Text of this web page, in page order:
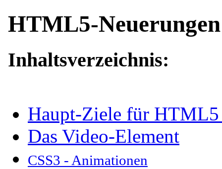
HTML5-Neuerungen
Inhaltsverzeichnis:
Haupt-Ziele für HTML5
Das Video-Element
CSS3 - Animationen